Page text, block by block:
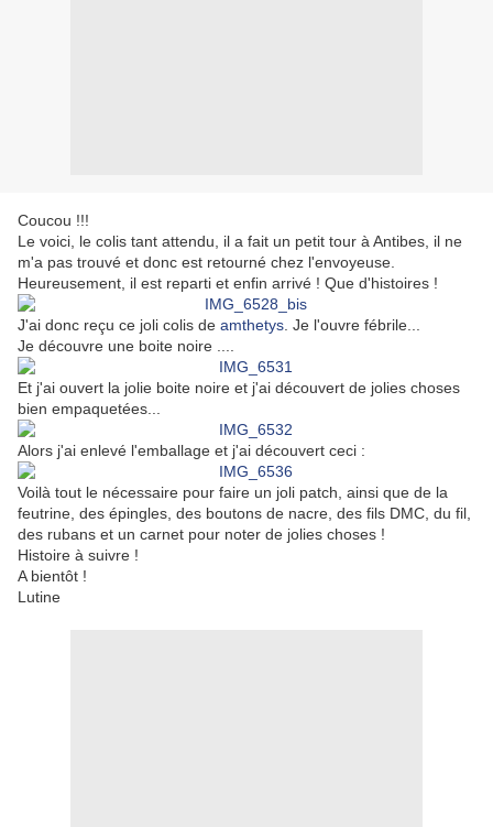
Coucou !!!
Le voici, le colis tant attendu, il a fait un petit tour à Antibes, il ne
m'a pas trouvé et donc est retourné chez l'envoyeuse.
Heureusement, il est reparti et enfin arrivé ! Que d'histoires !
J'ai donc reçu ce joli colis de amthetys . Je l'ouvre fébrile...
Je découvre une boite noire ....
Et j'ai ouvert la jolie boite noire et j'ai découvert de jolies choses
bien empaquetées...
Alors j'ai enlevé l'emballage et j'ai découvert ceci :
Voilà tout le nécessaire pour faire un joli patch, ainsi que de la
feutrine, des épingles, des boutons de nacre, des fils DMC, du fil,
des rubans et un carnet pour noter de jolies choses !
Histoire à suivre !
A bientôt !
Lutine